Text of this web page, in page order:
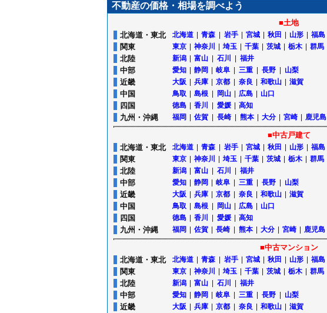
不動産の価格・相場を調べよう
■土地
北海道・東北
北海道 青森 岩手 宮城 秋田 山形 福島
関東 東京 神奈川 埼玉 千葉 茨城 栃木 群馬
北陸 新潟 富山 石川 福井
中部 愛知 静岡 岐阜 三重 長野 山梨
近畿 大阪 兵庫 京都 奈良 和歌山 滋賀
中国 鳥取 島根 岡山 広島 山口
四国 徳島 香川 愛媛 高知
九州・沖縄 福岡 佐賀 長崎 熊本 大分 宮崎 鹿児島
■中古戸建て
北海道・東北
北海道 青森 岩手 宮城 秋田 山形 福島
関東 東京 神奈川 埼玉 千葉 茨城 栃木 群馬
北陸 新潟 富山 石川 福井
中部 愛知 静岡 岐阜 三重 長野 山梨
近畿 大阪 兵庫 京都 奈良 和歌山 滋賀
中国 鳥取 島根 岡山 広島 山口
四国 徳島 香川 愛媛 高知
九州・沖縄 福岡 佐賀 長崎 熊本 大分 宮崎 鹿児島
■中古マンション
北海道・東北
北海道 青森 岩手 宮城 秋田 山形 福島
関東 東京 神奈川 埼玉 千葉 茨城 栃木 群馬
北陸 新潟 富山 石川 福井
中部 愛知 静岡 岐阜 三重 長野 山梨
近畿 大阪 兵庫 京都 奈良 和歌山 滋賀